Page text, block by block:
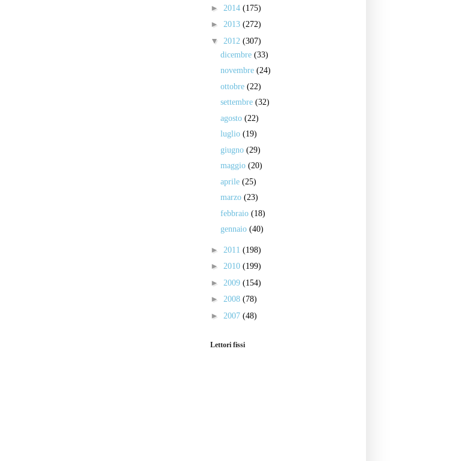
► 2014 (175)
► 2013 (272)
▼ 2012 (307)
dicembre (33)
novembre (24)
ottobre (22)
settembre (32)
agosto (22)
luglio (19)
giugno (29)
maggio (20)
aprile (25)
marzo (23)
febbraio (18)
gennaio (40)
► 2011 (198)
► 2010 (199)
► 2009 (154)
► 2008 (78)
► 2007 (48)
Lettori fissi